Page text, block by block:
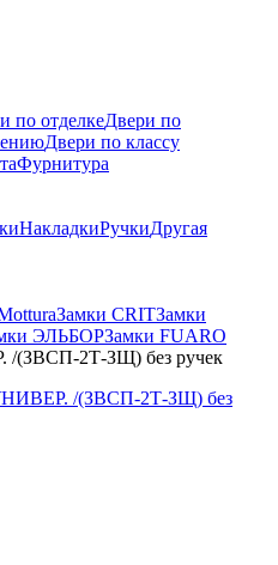
по отделкеДвери по
Двери по классу
Фурнитура
НакладкиРучкиДругая
Замки CRITЗамки
ЭЛЬБОРЗамки FUARO
/(ЗВСП-2Т-ЗЩ) без ручек